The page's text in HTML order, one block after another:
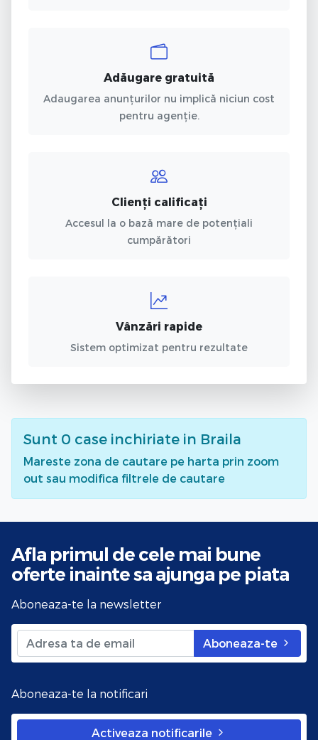
Adăugare gratuită
Adaugarea anunțurilor nu implică niciun cost
pentru agenție.
Clienți calificați
Accesul la o bază mare de potențiali
cumpărători
Vânzări rapide
Sistem optimizat pentru rezultate
Sunt 0 case inchiriate in Braila
Mareste zona de cautare pe harta prin zoom
out sau modifica filtrele de cautare
Afla primul de cele mai bune
oferte inainte sa ajunga pe piata
Aboneaza-te la newsletter
Aboneaza-te
Aboneaza-te la notificari
Activeaza notificarile